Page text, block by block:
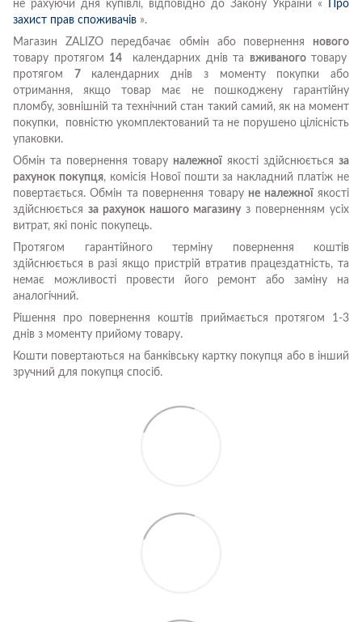
не рахуючи дня купівлі, відповідно до Закону України «
Про
захист прав споживачів ».
Магазин ZALIZO передбачає обмін або повернення
нового
товару протягом 14 календарних днів та вживаноготовару
протягом 7календарних днів з моменту покупки або
отримання, якщо товар має не пошкоджену гарантійну
пломбу, зовнішній та технічний стан такий самий, як на момент
покупки, повністю укомплектований та не порушено цілісність
упаковки.
Обмін та повернення товару належної якості здійснюється за
рахунок покупця, комісія Нової пошти за накладний платіж не
повертається. Обмін та повернення товару не належноїякості
здійснюється за рахунок нашого магазинуз поверненням усіх
витрат, які поніс покупець.
Протягом гарантійного терміну повернення коштів
здійснюється в разі якщо пристрій втратив працездатність, та
немає можливості провести його ремонт або заміну на
аналогічний.
Рішення про повернення коштів приймається протягом 1-3
днів з моменту прийому товару.
Кошти повертаються на банківську картку покупця або в інший
зручний для покупця спосіб.